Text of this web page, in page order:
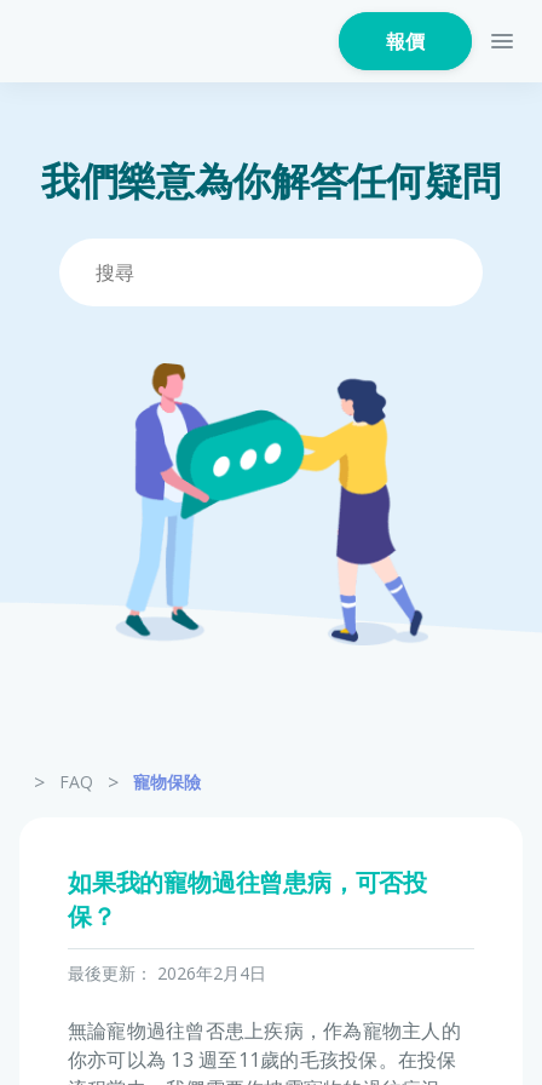
報價
家居保險
火險
危疾保
寵物保險
我們樂意為你解答任何疑問
> FAQ > 寵物保險
如果我的寵物過往曾患病，可否投
保？
最後更新： 2026年2月4日
無論寵物過往曾否患上疾病，作為寵物主人的
你亦可以為 13 週至11歲的毛孩投保。在投保